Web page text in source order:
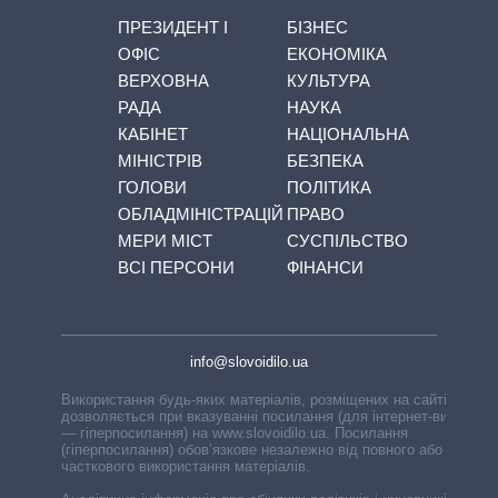
ПРЕЗИДЕНТ І
ОФІС
ВЕРХОВНА
РАДА
КАБІНЕТ
МІНІСТРІВ
ГОЛОВИ
ОБЛАДМІНІСТРАЦІЙ
МЕРИ МІСТ
ВСІ ПЕРСОНИ
БІЗНЕС
ЕКОНОМІКА
КУЛЬТУРА
НАУКА
НАЦІОНАЛЬНА
БЕЗПЕКА
ПОЛІТИКА
ПРАВО
СУСПІЛЬСТВО
ФІНАНСИ
info@slovoidilo.ua
Використання будь-яких матеріалів, розміщених на сайті,
дозволяється при вказуванні посилання (для інтернет-видань
— гіперпосилання) на www.slovoidilo.ua. Посилання
(гіперпосилання) обов’язкове незалежно від повного або
часткового використання матеріалів.